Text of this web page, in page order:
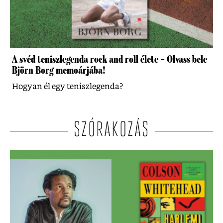
A svéd teniszlegenda rock and roll élete – Olvass bele
Björn Borg memoárjába!
Hogyan él egy teniszlegenda?
SZÓRAKOZÁS